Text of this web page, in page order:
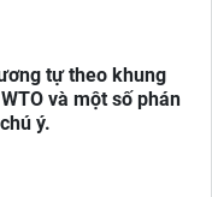
tự theo khung
và một số phán
ý.